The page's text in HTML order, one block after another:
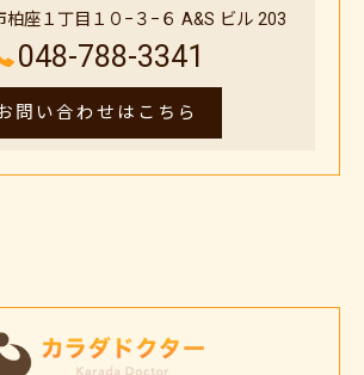
柏座１丁目１０−３−６ A&S ビル 203
048-788-3341
問い合わせはこちら